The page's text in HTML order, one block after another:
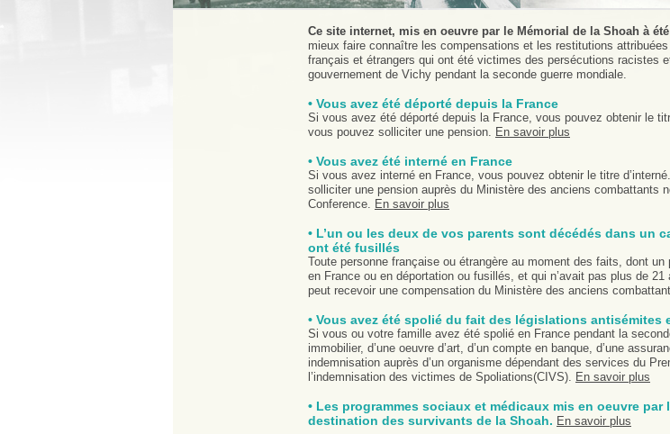
Ce site internet, mis en oeuvre par le Mémorial de la Shoah à
mieux faire connaître les compensations et les restitutions
français et étrangers qui ont été victimes des persécutions racistes
gouvernement de Vichy pendant la seconde guerre mondiale.
• Vous avez été déporté depuis la France
Si vous avez été déporté depuis la France, vous pouvez obtenir le
vous pouvez solliciter une pension. En savoir plus
• Vous avez été interné en France
Si vous avez interné en France, vous pouvez obtenir le titre
solliciter une pension auprès du Ministère des anciens combattants
Conference. En savoir plus
• L’un ou les deux de vos parents sont décédés dans un
ont été fusillés
Toute personne française ou étrangère au moment des faits, dont
en France ou en déportation ou fusillés, et qui n’avait pas plus de
peut recevoir une compensation du Ministère des anciens
• Vous avez été spolié du fait des législations antisémites
Si vous ou votre famille avez été spolié en France pendant la
immobilier, d’une oeuvre d’art, d’un compte en banque, d’une
indemnisation auprès d’un organisme dépendant des services du
l’indemnisation des victimes de Spoliations(CIVS). En savoir plus
• Les programmes sociaux et médicaux mis en oeuvre
destination des survivants de la Shoah. En savoir plus